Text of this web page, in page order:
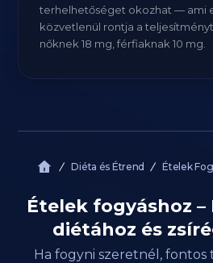
terhelhetőséget okozhat — ami
közvetlenül rontja a
nőknek 18 mg, férfiaknak 10 mg.
Diéta és Étrend Ételek
Ételek fogyáshoz
diétához és
Ha fogyni szeretnél,